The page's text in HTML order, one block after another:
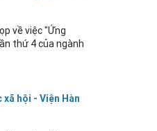
về việc "Ứng
thứ 4 của ngành
hội - Viện Hàn